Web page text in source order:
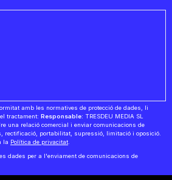
amb les normatives de protecció de dades, li
tractament: Responsable: TRESDEU MEDIA SL
una relació comercial i enviar comunicacions de
rectificació, portabilitat, supressió, limitació i oposició.
la Política de privacitat
dades per a l'enviament de comunicacions de